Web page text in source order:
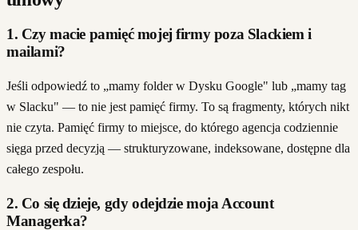
1. Czy macie pamięć mojej firmy poza Slackiem i
mailami?
Jeśli odpowiedź to „mamy folder w Dysku Google" lub „mamy tag
w Slacku" — to nie jest pamięć firmy. To są fragmenty, których nikt
nie czyta. Pamięć firmy to miejsce, do którego agencja codziennie
sięga przed decyzją — strukturyzowane, indeksowane, dostępne dla
całego zespołu.
2. Co się dzieje, gdy odejdzie moja Account
Managerka?